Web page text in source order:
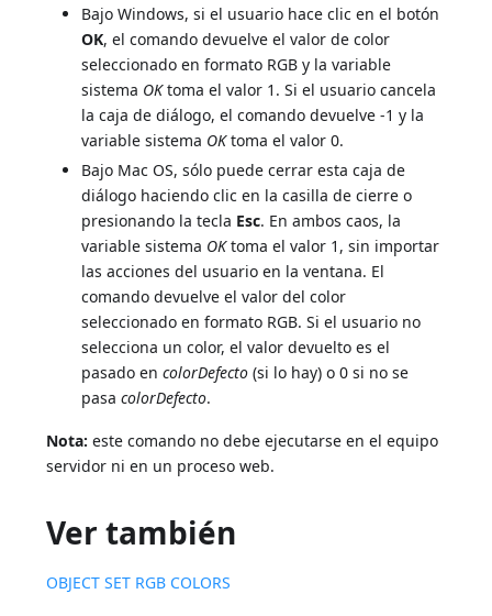
Bajo Windows, si el usuario hace clic en el botón
OK, el comando devuelve el valor de color
seleccionado en formato RGB y la variable
sistema OKtoma el valor 1. Si el usuario cancela
la caja de diálogo, el comando devuelve -1 y la
variable sistema OKtoma el valor 0.
Bajo Mac OS, sólo puede cerrar esta caja de
diálogo haciendo clic en la casilla de cierre o
presionando la tecla Esc. En ambos caos, la
variable sistema OKtoma el valor 1, sin importar
las acciones del usuario en la ventana. El
comando devuelve el valor del color
seleccionado en formato RGB. Si el usuario no
selecciona un color, el valor devuelto es el
pasado encolorDefecto (si lo hay) o 0 si no se
pasacolorDefecto.
Nota: este comando no debe ejecutarse en el equipo
servidor ni en un proceso web.
Ver también
OBJECT SET RGB COLORS